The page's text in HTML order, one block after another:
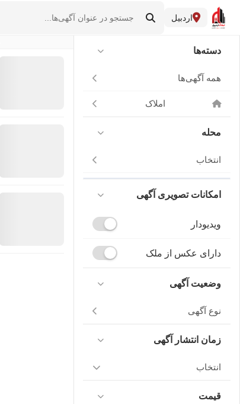
اردبیل
دسته‌ها
همه آگهی‌ها
املاک
محله
انتخاب
امکانات تصویری آگهی
ویدیودار
دارای عکس از ملک
وضعیت آگهی
نوع آگهی
زمان انتشار آگهی
انتخاب
قیمت